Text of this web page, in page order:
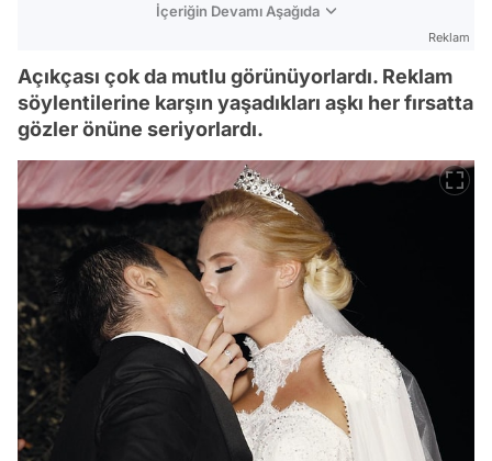
İçeriğin Devamı Aşağıda
Reklam
Açıkçası çok da mutlu görünüyorlardı. Reklam
söylentilerine karşın yaşadıkları aşkı her fırsatta
gözler önüne seriyorlardı.